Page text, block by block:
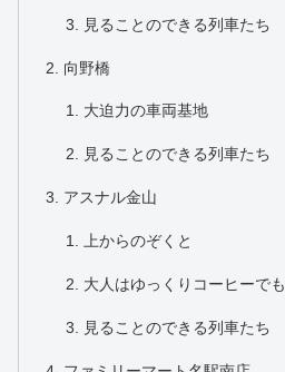
見ることのできる列車たち
向野橋
大迫力の車両基地
見ることのできる列車たち
アスナル金山
上からのぞくと
大人はゆっくりコーヒーでも
見ることのできる列車たち